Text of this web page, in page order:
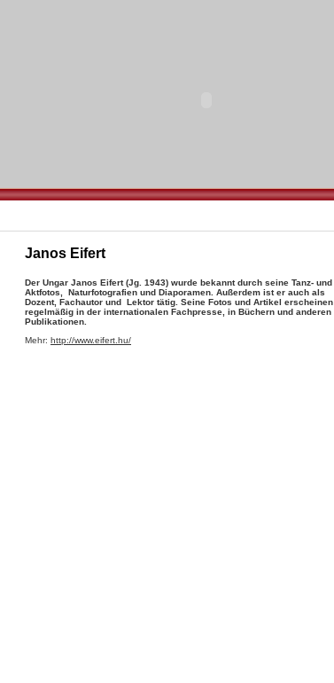
Janos Eifert
Der Ungar Janos Eifert (Jg. 1943) wurde bekannt durch seine Tanz- und
Aktfotos, Naturfotografien und Diaporamen. Außerdem ist er auch als
Dozent, Fachautor und Lektor tätig. Seine Fotos und Artikel erscheinen
regelmäßig in der internationalen Fachpresse, in Büchern und anderen
Publikationen.
Mehr: http://www.eifert.hu/